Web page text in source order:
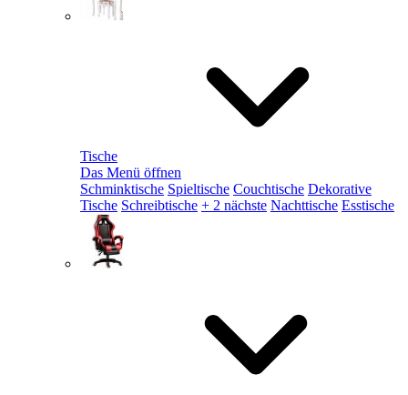
Tische
Das Menü öffnen
Schminktische Spieltische Couchtische Dekorative
Tische Schreibtische + 2 nächste Nachttische Esstische